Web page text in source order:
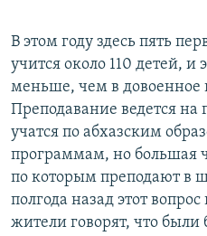
В этом году здесь пять
учится около 110 детей, и
меньше, чем в довоенное
Преподавание ведется
учатся по абхазским
программам, но большая
по которым преподают в
полгода назад этот
жители говорят, что